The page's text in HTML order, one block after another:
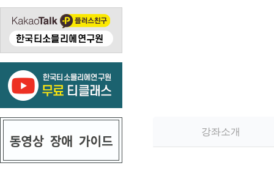
강좌소개